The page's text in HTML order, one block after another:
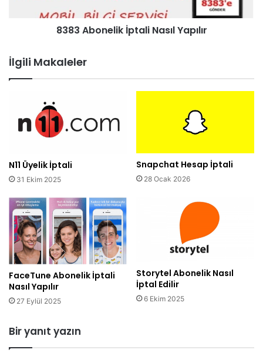
8383 Abonelik İptali Nasıl Yapılır
İlgili Makaleler
N11 Üyelik İptali
31 Ekim 2025
Snapchat Hesap İptali
28 Ocak 2026
FaceTune Abonelik İptali
Nasıl Yapılır
27 Eylül 2025
Storytel Abonelik Nasıl
İptal Edilir
6 Ekim 2025
Bir yanıt yazın